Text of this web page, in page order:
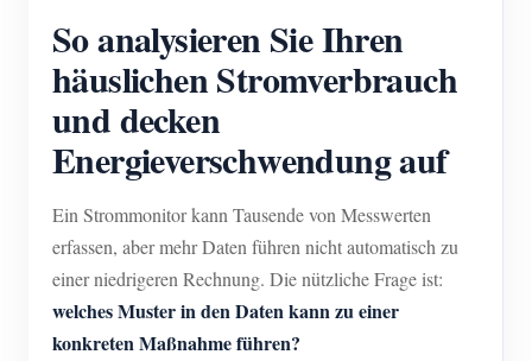
So analysieren Sie Ihren
häuslichen Stromverbrauch
und decken
Energieverschwendung auf
Ein Strommonitor kann Tausende von Messwerten
erfassen, aber mehr Daten führen nicht automatisch zu
einer niedrigeren Rechnung. Die nützliche Frage ist:
welches Muster in den Daten kann zu einer
konkreten Maßnahme führen?